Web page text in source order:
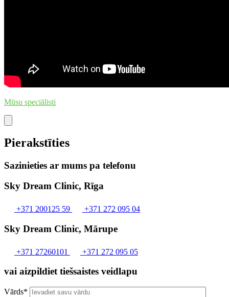
Mūsu speciālisti
Pierakstīties
Sazinieties ar mums pa telefonu
Sky Dream Clinic, Rīga
+371 200125 59 +371 272 095 04
Sky Dream Clinic, Mārupe
+371 27260101 +371 272 095 05
vai aizpildiet tiešsaistes veidlapu
Vārds*